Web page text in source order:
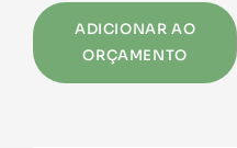
ADICIONAR AO
ORÇAMENTO